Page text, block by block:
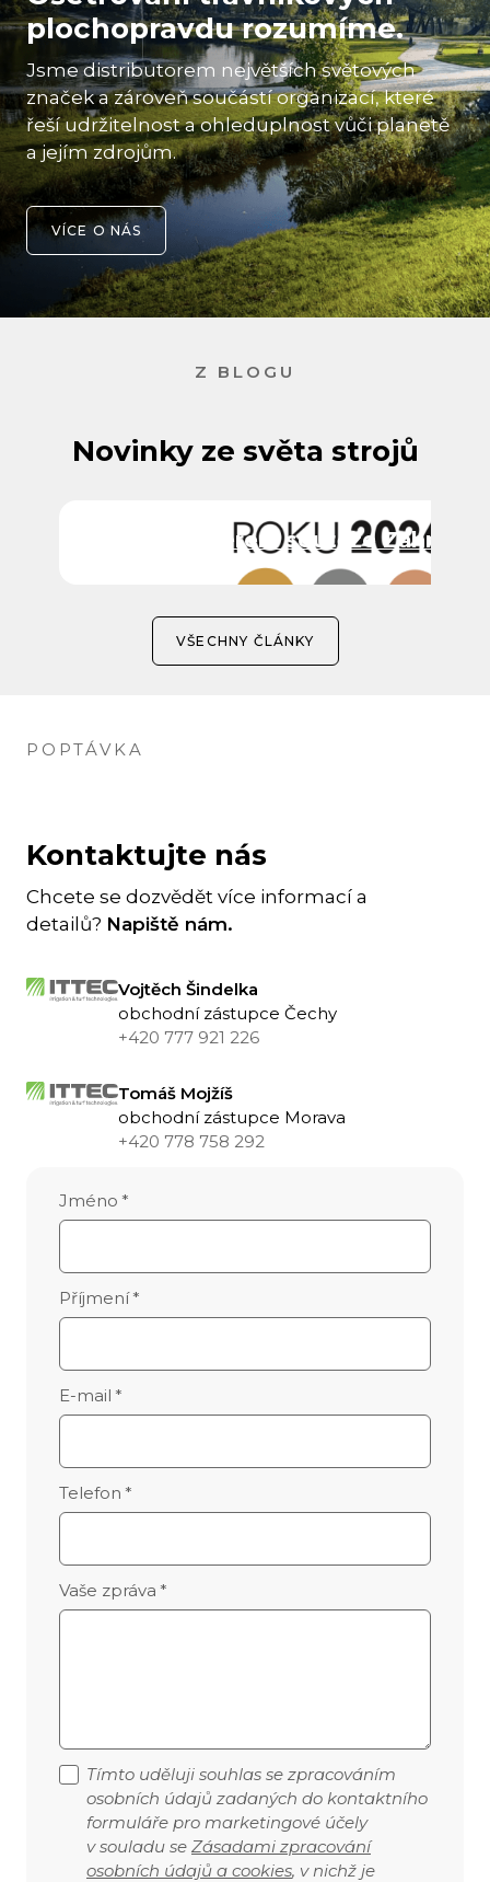
plochopravdu rozumíme.
Jsme distributorem největších světových
značek a zároveň součástí organizací, které
řeší udržitelnost a ohleduplnost vůči planetě
a jejím zdrojům.
VÍCE O NÁS
Z BLOGU
Novinky ze světa strojů
ITTEC partnerem soutěže Zahrada
VŠECHNY ČLÁNKY
POPTÁVKA
Kontaktujte nás
Chcete se dozvědět více informací a
detailů? Napiště nám.
Vojtěch Šindelka
obchodní zástupce Čechy
+420 777 921 226
Tomáš Mojžíš
obchodní zástupce Morava
+420 778 758 292
Jméno *
Příjmení *
E-mail *
Telefon *
Vaše zpráva *
Tímto uděluji souhlas se zpracováním
osobních údajů zadaných do kontaktního
formuláře pro marketingové účely
v souladu se Zásadami zpracování
osobních údajů a cookies, v nichž je